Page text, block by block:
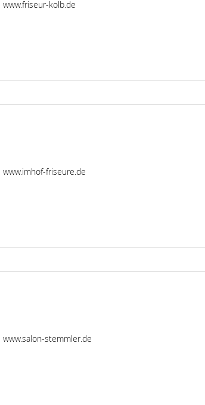
www.friseur-kolb.de
www.imhof-friseure.de
www.salon-stemmler.de